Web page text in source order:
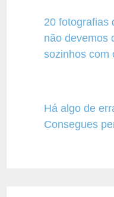
20 fotografias
não devemos
sozinhos
Há algo de
Consegues